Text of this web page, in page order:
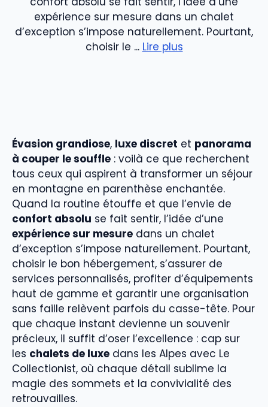
expérience sur mesure dans un chalet
d’exception s’impose naturellement. Pourtant,
choisir le ... Lire plus
Évasion grandiose, luxe discret et panorama
à couper le souffle : voilà ce que recherchent
tous ceux qui aspirent à transformer un séjour
en montagne en parenthèse enchantée.
Quand la routine étouffe et que l’envie de
confort absolu se fait sentir, l’idée d’une
expérience sur mesure dans un chalet
d’exception s’impose naturellement. Pourtant,
choisir le bon hébergement, s’assurer de
services personnalisés, profiter d’équipements
haut de gamme et garantir une organisation
sans faille relèvent parfois du casse-tête. Pour
que chaque instant devienne un souvenir
précieux, il suffit d’oser l’excellence : cap sur
les chalets de luxe dans les Alpes avec Le
Collectionist, où chaque détail sublime la
magie des sommets et la convivialité des
retrouvailles.